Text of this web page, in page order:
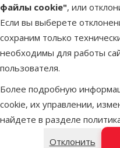
файлы cookie", или
Если вы выберете
сохраним только
необходимы для работы
пользователя.
Более подробную
cookie, их управлении,
найдете в разделе
Отклонить
для
Digital
with
Оценка
Цена
79,99 €